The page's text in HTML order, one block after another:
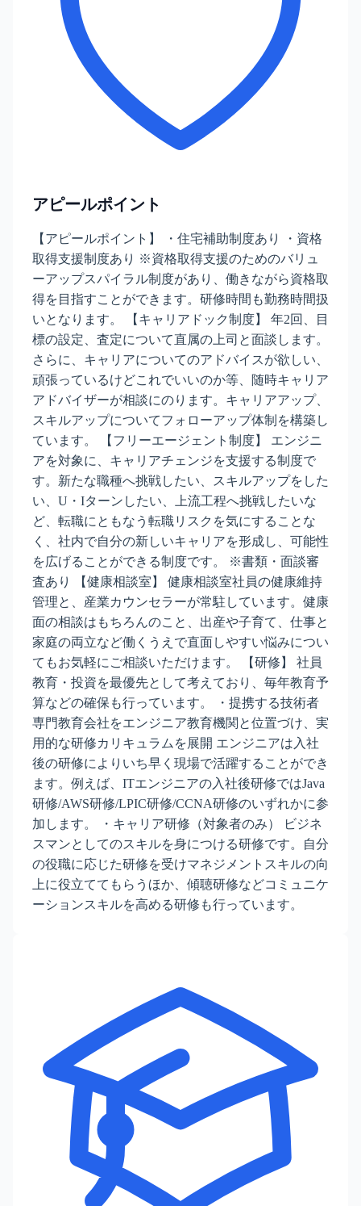
アピールポイント
【アピールポイント】 ・住宅補助制度あり ・資格
取得支援制度あり ※資格取得支援のためのバリュ
ーアップスパイラル制度があり、働きながら資格取
得を目指すことができます。研修時間も勤務時間扱
いとなります。 【キャリアドック制度】 年2回、目
標の設定、査定について直属の上司と面談します。
さらに、キャリアについてのアドバイスが欲しい、
頑張っているけどこれでいいのか等、随時キャリア
アドバイザーが相談にのります。キャリアアップ、
スキルアップについてフォローアップ体制を構築し
ています。 【フリーエージェント制度】 エンジニ
アを対象に、キャリアチェンジを支援する制度で
す。新たな職種へ挑戦したい、スキルアップをした
い、U・Iターンしたい、上流工程へ挑戦したいな
ど、転職にともなう転職リスクを気にすることな
く、社内で自分の新しいキャリアを形成し、可能性
を広げることができる制度です。 ※書類・面談審
査あり 【健康相談室】 健康相談室社員の健康維持
管理と、産業カウンセラーが常駐しています。健康
面の相談はもちろんのこと、出産や子育て、仕事と
家庭の両立など働くうえで直面しやすい悩みについ
てもお気軽にご相談いただけます。 【研修】 社員
教育・投資を最優先として考えており、毎年教育予
算などの確保も行っています。 ・提携する技術者
専門教育会社をエンジニア教育機関と位置づけ、実
用的な研修カリキュラムを展開 エンジニアは入社
後の研修によりいち早く現場で活躍することができ
ます。例えば、ITエンジニアの入社後研修ではJava
研修/AWS研修/LPIC研修/CCNA研修のいずれかに参
加します。 ・キャリア研修（対象者のみ） ビジネ
スマンとしてのスキルを身につける研修です。自分
の役職に応じた研修を受けマネジメントスキルの向
上に役立ててもらうほか、傾聴研修などコミュニケ
ーションスキルを高める研修も行っています。